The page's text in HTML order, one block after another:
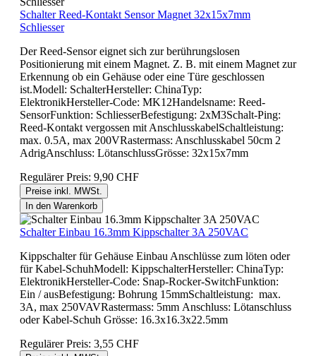
Schalter Reed-Kontakt Sensor Magnet 32x15x7mm
Schliesser
Der Reed-Sensor eignet sich zur berührungslosen
Positionierung mit einem Magnet. Z. B. mit einem Magnet zur
Erkennung ob ein Gehäuse oder eine Türe geschlossen
ist.Modell: SchalterHersteller: ChinaTyp:
ElektronikHersteller-Code: MK12Handelsname: Reed-
SensorFunktion: SchliesserBefestigung: 2xM3Schalt-Ping:
Reed-Kontakt vergossen mit AnschlusskabelSchaltleistung:
max. 0.5A, max 200VRastermass: Anschlusskabel 50cm 2
AdrigAnschluss: LötanschlussGrösse: 32x15x7mm
Regulärer Preis: 9,90 CHF
Preise inkl. MWSt.
In den Warenkorb
Schalter Einbau 16.3mm Kippschalter 3A 250VAC
Kippschalter für Gehäuse Einbau Anschlüsse zum löten oder
für Kabel-SchuhModell: KippschalterHersteller: ChinaTyp:
ElektronikHersteller-Code: Snap-Rocker-SwitchFunktion:
Ein / ausBefestigung: Bohrung 15mmSchaltleistung: max.
3A, max 250VAVRastermass: 5mm Anschluss: Lötanschluss
oder Kabel-Schuh Grösse: 16.3x16.3x22.5mm
Regulärer Preis: 3,55 CHF